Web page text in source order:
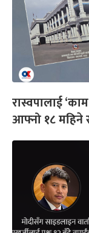
रास्वपालाई
आफ्नो १८ महिने